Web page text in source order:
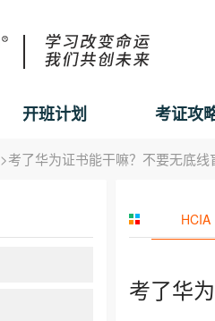
开班计划 考证攻
>考了华为证书能干嘛？不要无底线
HCIA
考了华